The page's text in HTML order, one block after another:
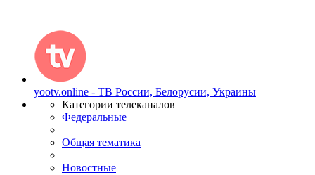
yootv.online - ТВ России, Белорусии, Украины
Категории телеканалов
Федеральные
Общая тематика
Новостные